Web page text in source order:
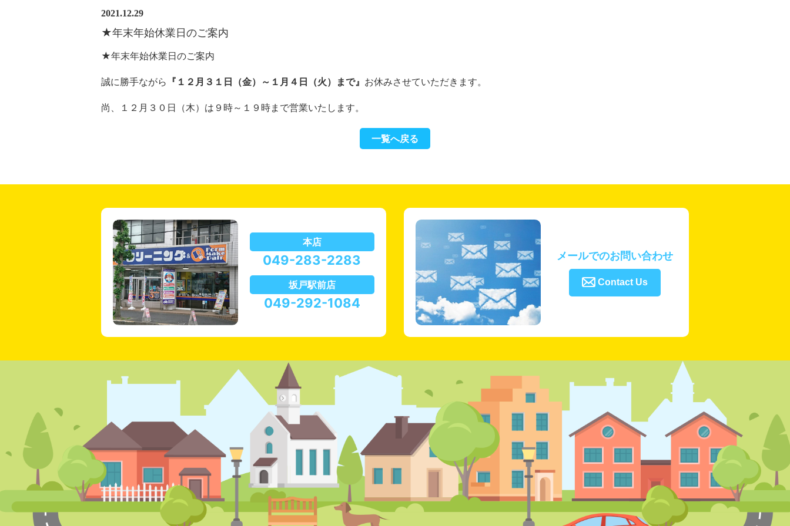
2021.12.29
★年末年始休業日のご案内
★年末年始休業日のご案内
誠に勝手ながら 『１２月３１日（金）～１月４日（火）まで』 お休みさせていただきます。
尚、１２月３０日（木）は９時～１９時まで営業いたします。
一覧へ戻る
本店
049-283-2283
坂戸駅前店
049-292-1084
メールでのお問い合わせ
 Contact Us